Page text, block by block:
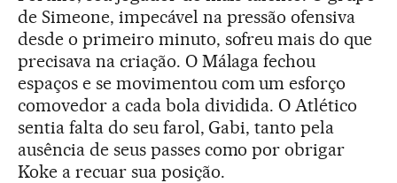
de Simeone, impecável na pressão ofensiva
desde o primeiro minuto, sofreu mais do que
precisava na criação. O Málaga fechou
espaços e se movimentou com um esforço
comovedor a cada bola dividida. O Atlético
sentia falta do seu farol, Gabi, tanto pela
ausência de seus passes como por obrigar
Koke a recuar sua posição.